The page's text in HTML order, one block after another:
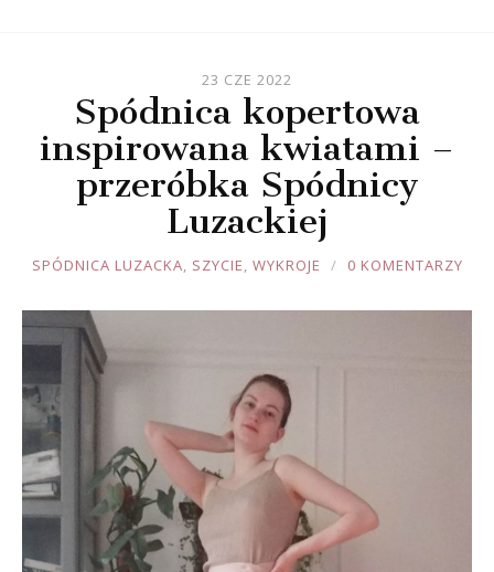
23 CZE 2022
Spódnica kopertowa
inspirowana kwiatami –
przeróbka Spódnicy
Luzackiej
JOULE
SPÓDNICA LUZACKA, SZYCIE, WYKROJE 0 KOMENTARZY